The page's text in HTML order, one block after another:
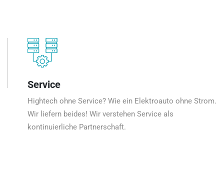
Service
Hightech ohne Service? Wie ein Elektroauto ohne Strom.
Wir liefern beides! Wir verstehen Service als
kontinuierliche Partnerschaft.